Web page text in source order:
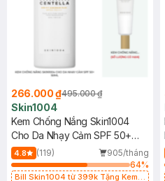
266.000 ₫495.000 ₫
Skin1004
Kem Chống Nắng Skin1004
Cho Da Nhạy Cảm SPF 50+
50ml
4.8 (119)
905/tháng
64%
Bill Skin1004 từ 399k Tặng Kem